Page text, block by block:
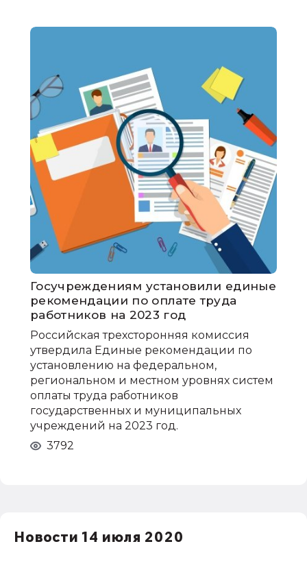
Госучреждениям установили единые
рекомендации по оплате труда
работников на 2023 год
Российская трехсторонняя комиссия
утвердила Единые рекомендации по
установлению на федеральном,
региональном и местном уровнях систем
оплаты труда работников
государственных и муниципальных
учреждений на 2023 год.
3792
Новости 14 июля 2020